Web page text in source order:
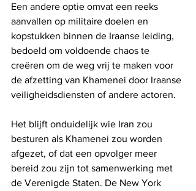
Een andere optie omvat een reeks
aanvallen op militaire doelen en
kopstukken binnen de Iraanse leiding,
bedoeld om voldoende chaos te
creëren om de weg vrij te maken voor
de afzetting van Khamenei door Iraanse
veiligheidsdiensten of andere actoren.
Het blijft onduidelijk wie Iran zou
besturen als Khamenei zou worden
afgezet, of dat een opvolger meer
bereid zou zijn tot samenwerking met
de Verenigde Staten. De New York